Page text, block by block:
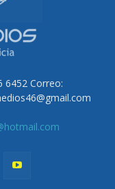
6452 Correo: